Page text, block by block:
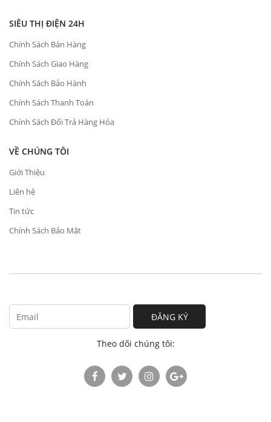
SIÊU THỊ ĐIỆN 24H
Chính Sách Bán Hàng
Chính Sách Giao Hàng
Chính Sách Bảo Hành
Chính Sách Thanh Toán
Chính Sách Đổi Trả Hàng Hóa
VỀ CHÚNG TÔI
Giới Thiệu
Liên hệ
Tin tức
Chính Sách Bảo Mật
ĐĂNG KÝ
Theo dõi chúng tôi: